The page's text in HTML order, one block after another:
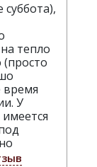
тепло
время
У